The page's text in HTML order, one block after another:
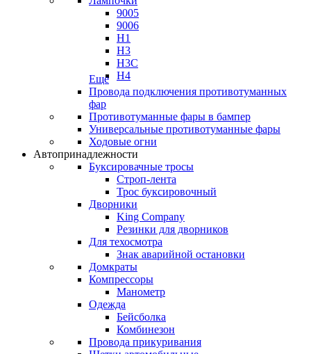
9005
9006
H1
H3
H3C
H4
Еще
Провода подключения противотуманных
фар
Противотуманные фары в бампер
Универсальные противотуманные фары
Ходовые огни
Автопринадлежности
Буксировачные тросы
Строп-лента
Трос буксировочный
Дворники
King Company
Резинки для дворников
Для техосмотра
Знак аварийной остановки
Домкраты
Компрессоры
Манометр
Одежда
Бейсболка
Комбинезон
Провода прикуривания